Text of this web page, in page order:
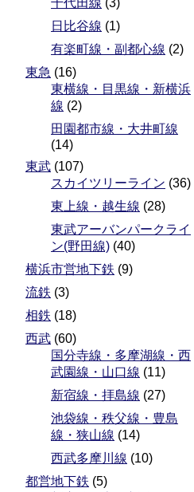
千代田線 (3)
日比谷線 (1)
有楽町線・副都心線 (2)
東急 (16)
東横線・目黒線・新横浜
線 (2)
田園都市線・大井町線
(14)
東武 (107)
スカイツリーライン (36)
東上線・越生線 (28)
東武アーバンパークライ
ン(野田線) (40)
横浜市営地下鉄 (9)
流鉄 (3)
相鉄 (18)
西武 (60)
国分寺線・多摩湖線・西
武園線・山口線 (11)
新宿線・拝島線 (27)
池袋線・秩父線・豊島
線・狭山線 (14)
西武多摩川線 (10)
都営地下鉄 (5)